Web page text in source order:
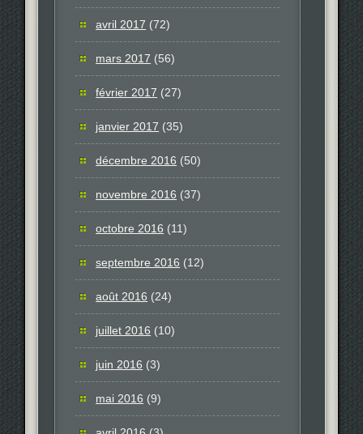
avril 2017 (72)
mars 2017 (56)
février 2017 (27)
janvier 2017 (35)
décembre 2016 (50)
novembre 2016 (37)
octobre 2016 (11)
septembre 2016 (12)
août 2016 (24)
juillet 2016 (10)
juin 2016 (3)
mai 2016 (9)